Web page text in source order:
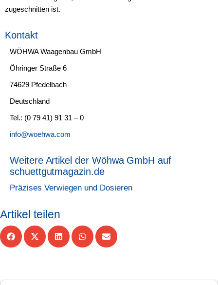
zugeschnitten ist.
Kontakt
WÖHWA Waagenbau GmbH
Öhringer Straße 6
74629 Pfedelbach
Deutschland
Tel.: (0 79 41) 91 31 – 0
info@woehwa.com
Weitere Artikel der Wöhwa GmbH auf
schuettgutmagazin.de
Präzises Verwiegen und Dosieren
Artikel teilen